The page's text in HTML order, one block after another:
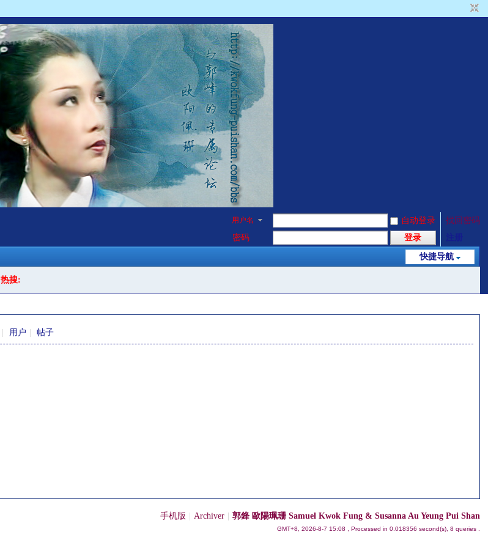
用户名 自动登录
找回密码
密码
登录
快捷导航
热搜:
用户 帖子
手机版 Archiver 郭鋒 歐陽珮珊 Samuel Kwok Fung & Susanna Au Yeung Pui Shan
GMT+8, 2026-8-7 15:08 , Processed in 0.018356 second(s), 8 queries .